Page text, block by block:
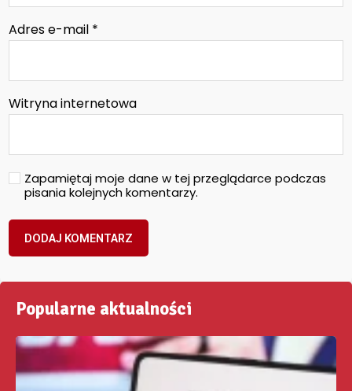
Adres e-mail *
Witryna internetowa
Zapamiętaj moje dane w tej przeglądarce podczas
pisania kolejnych komentarzy.
Popularne aktualności